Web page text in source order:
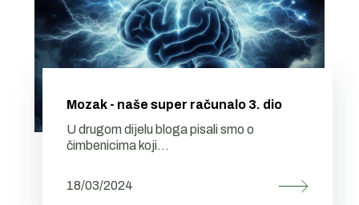
Mozak - naše super računalo 3. dio
U drugom dijelu bloga pisali smo o
čimbenicima koji...
18/03/2024